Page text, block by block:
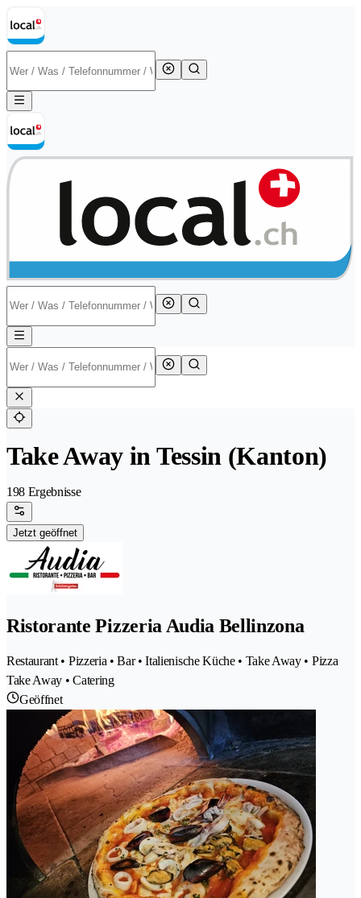
Take Away in Tessin (Kanton)
198 Ergebnisse
Jetzt geöffnet
Ristorante Pizzeria Audia Bellinzona
Restaurant • Pizzeria • Bar • Italienische Küche • Take Away • Pizza
Take Away • Catering
Geöffnet